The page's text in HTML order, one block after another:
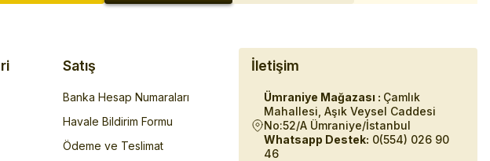
Satış
Banka Hesap Numaraları
Havale Bildirim Formu
Ödeme ve Teslimat
İletişim
Ümraniye Mağazası : Çamlık
Mahallesi, Aşık Veysel Caddesi
No:52/A Ümraniye/İstanbul
Whatsapp Destek: 0(554) 026 90
46